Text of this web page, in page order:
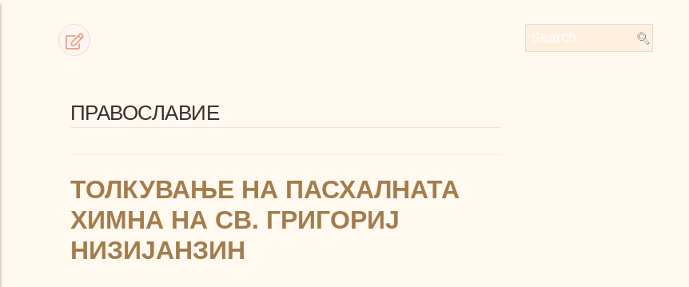
ПРАВОСЛАВИЕ
ТОЛКУВАЊЕ НА ПАСХАЛНАТА
ХИМНА НА СВ. ГРИГОРИЈ
НИЗИЈАНЗИН